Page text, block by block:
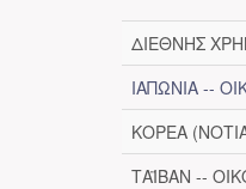
ΔΙΕΘΝΗΣ
ΙΑΠΩΝΙΑ --
ΚΟΡΕΑ
ΤΑΪΒΑΝ --